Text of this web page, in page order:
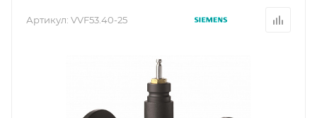
Артикул: VVF53.40-25